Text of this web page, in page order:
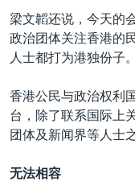
梁文韜还说，今天的
政治团体关注香港的
人士都打为港独份子。
香港公民与政治权利
台，除了联系国际上
团体及新闻界等人士
无法相容